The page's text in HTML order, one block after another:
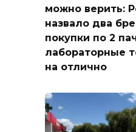
можно верить:
назвало два
покупки по 2
лабораторные
на отлично